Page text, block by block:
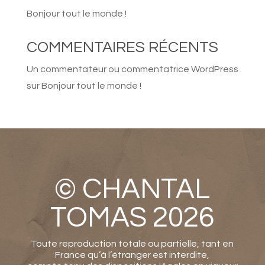
place durant les 4 jours
• Les cours, l’accompagnement
personnalisé, le soutien
technique
prêt du matériel de travail
cuisson de la pièce
DE STAGE
Bonjour tout le monde !
COMMENTAIRES RÉCENTS
Un commentateur ou commentatrice WordPress
surBonjour tout le monde !
© CHANTAL
TOMAS 2026
Toute reproduction totale ou partielle, tant en
France qu’à l’étranger est interdite,